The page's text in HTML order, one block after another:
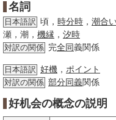
名詞
日本語訳 頃， 時分時 ， 潮合
瀬，潮， 機縁 ， 汐時
対訳の関係 完全同義関係
日本語訳 好機 ， ポイント
対訳の関係 部分同義関係
好机会の概念の説明